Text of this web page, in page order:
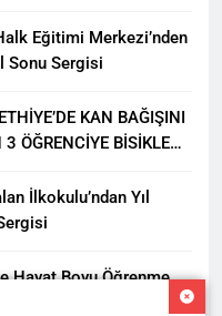
Eğitimi Merkezi’nden
Sonu Sergisi
KAN BAĞIŞINI
3 ÖĞRENCİYE BİSİKLET
İlkokulu’ndan Yıl
Hayat Boyu Öğrenme
Sergisiyle Başladı